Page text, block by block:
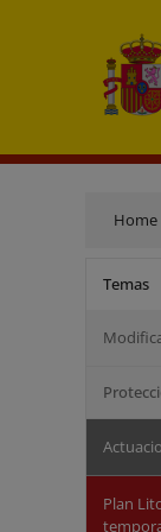
Home
Temas
Plan